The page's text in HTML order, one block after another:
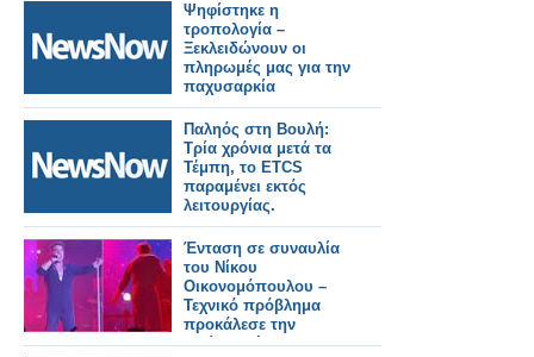
Ψηφίστηκε η
τροπολογία –
Ξεκλειδώνουν οι
πληρωμές μας για την
παχυσαρκία
Παληός στη Βουλή:
Τρία χρόνια μετά τα
Τέμπη, το ETCS
παραμένει εκτός
λειτουργίας.
Ένταση σε συναυλία
του Νίκου
Οικονομόπουλου –
Τεχνικό πρόβλημα
προκάλεσε την
αντίδρασή του